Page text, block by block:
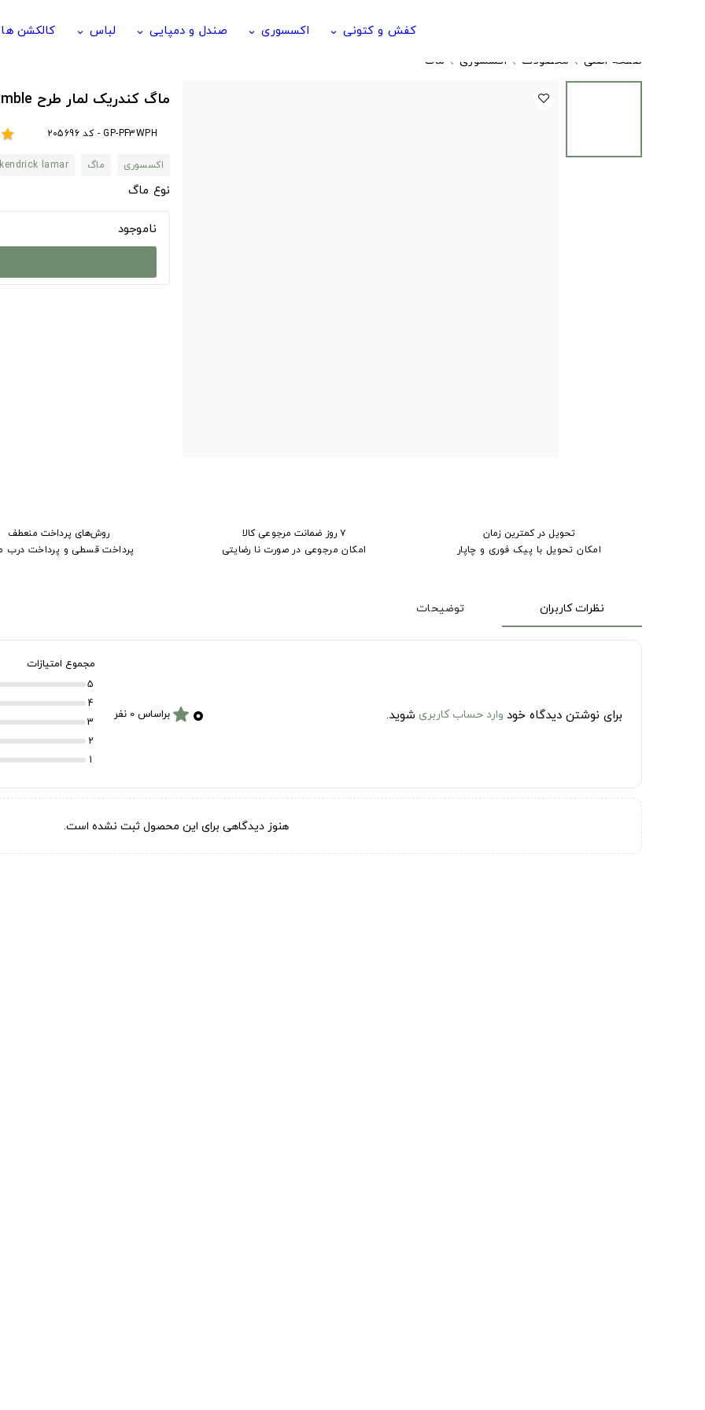
کفش و کتونی keyboard_arrow_down اکسسوری keyboard_arrow_down صندل و دمپایی keyboard_arrow_down لباس keyboard_arrow_down کالکشن ها
صفحه اصلی محصولات اکسسوری ماگ
ماگ کندریک لمار طرح Be Humble
GP-PF3WPH - کد 205696 star
اکسسوری
ماگ kendrick lamar
نوع ماگ
ناموجود
تحویل در کمترین زمان
امکان تحویل با پیک فوری و چاپار
۷ روز ضمانت مرجوعی کالا
امکان مرجوعی در صورت نا رضایتی
روش‌های پرداخت منعطف
پرداخت قسطی و پرداخت درب
نظرات کاربران توضیحات
برای نوشتن دیدگاه خود وارد حساب کاربری شوید. ۰ starبراساس 0 نفر
مجموع امتیازات
5
4
3
2
1
هنوز دیدگاهی برای این محصول ثبت نشده است.